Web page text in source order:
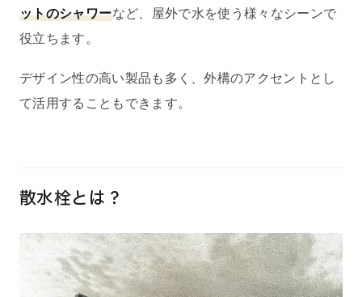
ットのシャワーなど、屋外で水を使う様々なシーンで
役立ちます。
デザイン性の高い製品も多く、外構のアクセントとし
て活用することもできます。
散水栓とは？